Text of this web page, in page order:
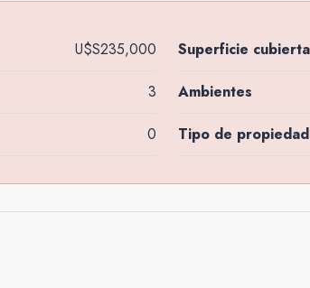
U$S235,000 Superficie cubierta
3 Ambientes
0 Tipo de propiedad